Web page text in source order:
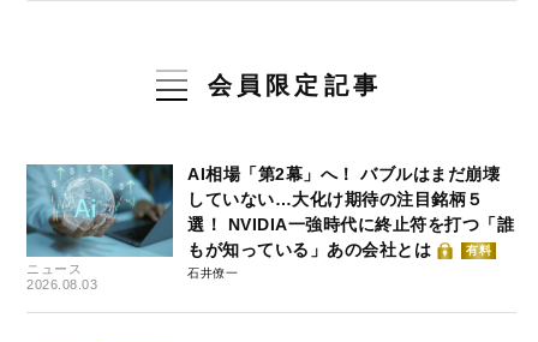
会員限定記事
ニュース
2026.08.03
AI相場「第2幕」へ！ バブルはまだ崩壊
していない…大化け期待の注目銘柄５
選！ NVIDIA一強時代に終止符を打つ「誰
もが知っている」あの会社とは
有料
石井僚一